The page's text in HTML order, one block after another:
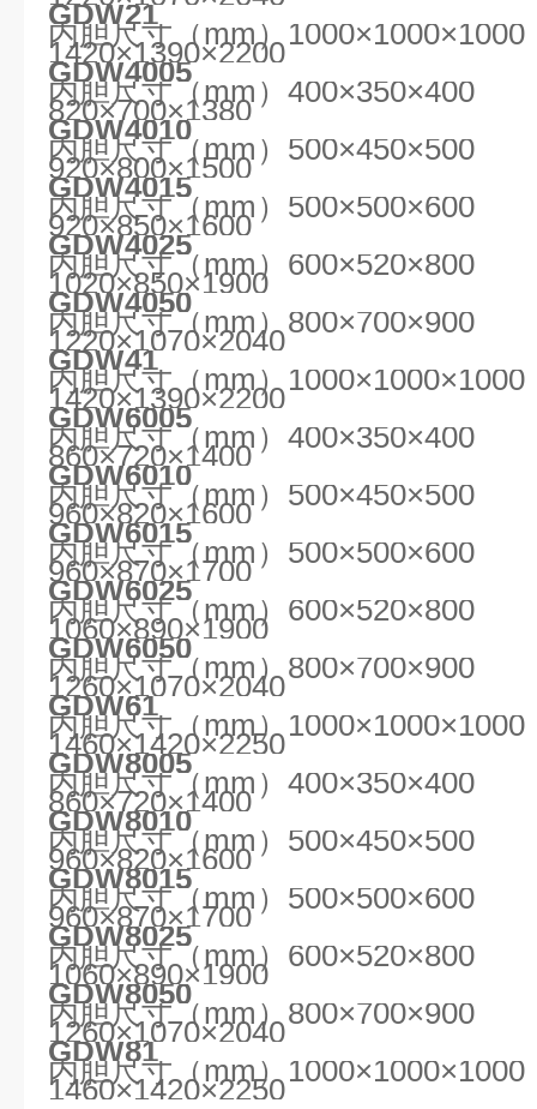
GDW21
内胆尺寸（mm）
1420×1390×2200
GDW4005
内胆尺寸（mm）400×350×400
820×700×1380
GDW4010
内胆尺寸（mm）500×450×500
920×800×1500
GDW4015
内胆尺寸（mm）500×500×600
920×850×1600
GDW4025
内胆尺寸（mm）600×520×800
1020×850×1900
GDW4050
内胆尺寸（mm）800×700×900
1220×1070×2040
GDW41
内胆尺寸（mm）
1420×1390×2200
GDW6005
内胆尺寸（mm）400×350×400
860×720×1400
GDW6010
内胆尺寸（mm）500×450×500
960×820×1600
GDW6015
内胆尺寸（mm）500×500×600
960×870×1700
GDW6025
内胆尺寸（mm）600×520×800
1060×890×1900
GDW6050
内胆尺寸（mm）800×700×900
1260×1070×2040
GDW61
内胆尺寸（mm）
1460×1420×2250
GDW8005
内胆尺寸（mm）400×350×400
860×720×1400
GDW8010
内胆尺寸（mm）500×450×500
960×820×1600
GDW8015
内胆尺寸（mm）500×500×600
960×870×1700
GDW8025
内胆尺寸（mm）600×520×800
1060×890×1900
GDW8050
内胆尺寸（mm）800×700×900
1260×1070×2040
GDW81
内胆尺寸（mm）
1460×1420×2250